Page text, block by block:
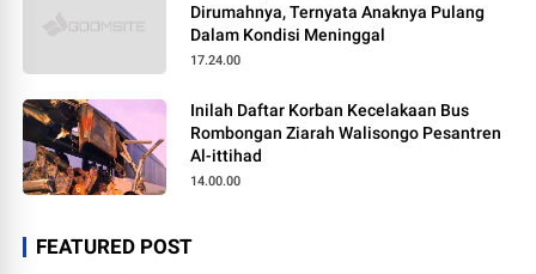
Dirumahnya, Ternyata Anaknya Pulang
Dalam Kondisi Meninggal
17.24.00
Inilah Daftar Korban Kecelakaan Bus
Rombongan Ziarah Walisongo Pesantren
Al-ittihad
14.00.00
FEATURED POST